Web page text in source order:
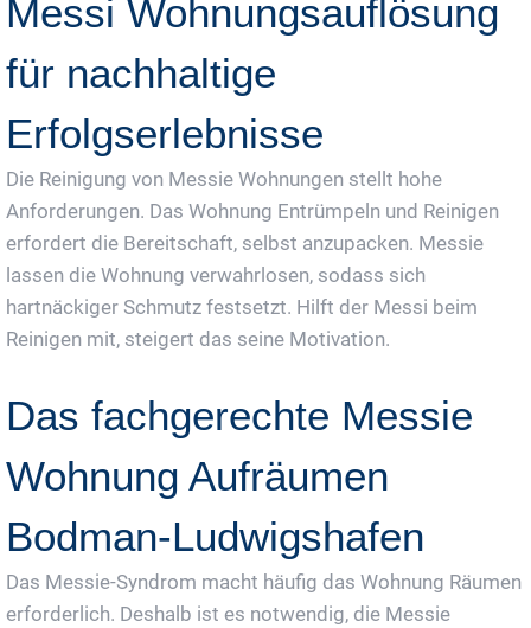
Messi Wohnungsauflösung
für nachhaltige
Erfolgserlebnisse
Die Reinigung von Messie Wohnungen stellt hohe
Anforderungen. Das Wohnung Entrümpeln und Reinigen
erfordert die Bereitschaft, selbst anzupacken. Messie
lassen die Wohnung verwahrlosen, sodass sich
hartnäckiger Schmutz festsetzt. Hilft der Messi beim
Reinigen mit, steigert das seine Motivation.
Das fachgerechte Messie
Wohnung Aufräumen
Bodman-Ludwigshafen
Das Messie-Syndrom macht häufig das Wohnung Räumen
erforderlich. Deshalb ist es notwendig, die Messie